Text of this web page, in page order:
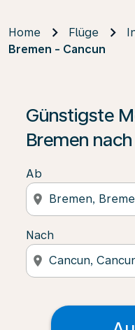
Home Flüge
Bremen - Cancun
Günstigste
Bremen
Ab
location_on
Nach
location_on